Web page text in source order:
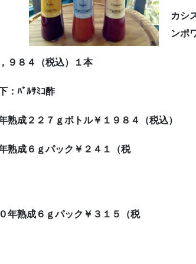
カシ
ンポ
９８４（税込）１本
： ﾊﾞﾙｻﾐｺ酢
熟成２２７ｇボトル￥１９８４（税込）
熟成６ｇパック￥２４１（税
年熟成６ｇパック￥３１５（税